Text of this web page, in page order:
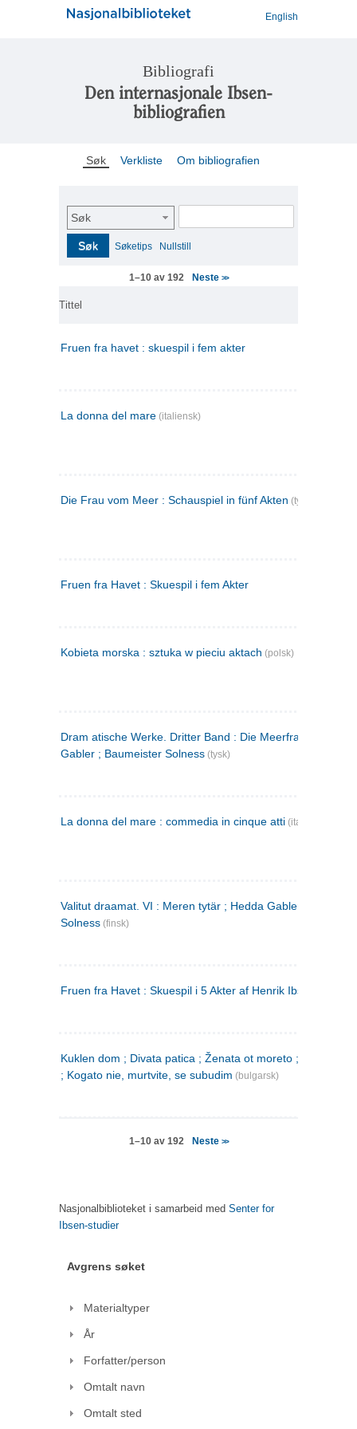
English
Bibliografi
Den internasjonale Ibsen-
bibliografien
Søk Verkliste Om bibliografien
Søk
Søk Søketips Nullstill
1–10 av 192 Neste >>
Tittel
Fruen fra havet : skuespil i fem akter
La donna del mare (italiensk)
Die Frau vom Meer : Schauspiel in fünf Akten (tysk)
Fruen fra Havet : Skuespil i fem Akter
Kobieta morska : sztuka w pieciu aktach (polsk)
Dram atische Werke. Dritter Band : Die Meerfrau ; Hedda
Gabler ; Baumeister Solness (tysk)
La donna del mare : commedia in cinque atti (italiensk)
Valitut draamat. VI : Meren tytär ; Hedda Gabler ;
Solness (finsk)
Fruen fra Havet : Skuespil i 5 Akter af Henrik Ibsen
Kuklen dom ; Divata patica ; Ženata ot moreto ; Malkijat
; Kogato nie, murtvite, se subudim (bulgarsk)
1–10 av 192 Neste >>
Nasjonalbiblioteket i samarbeid med Senter for
Ibsen-studier
Avgrens søket
Materialtyper
År
Forfatter/person
Omtalt navn
Omtalt sted